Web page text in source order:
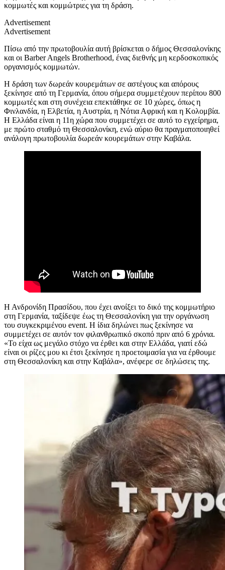
κομμωτές και κομμώτριες για τη δράση.
Advertisement
Advertisement
Πίσω από την πρωτοβουλία αυτή βρίσκεται ο δήμος Θεσσαλονίκης
και οι Barber Angels Brotherhood, ένας διεθνής μη κερδοσκοπικός
οργανισμός κομμωτών.
Η δράση των δωρεάν κουρεμάτων σε αστέγους και απόρους
ξεκίνησε από τη Γερμανία, όπου σήμερα συμμετέχουν περίπου 800
κομμωτές και στη συνέχεια επεκτάθηκε σε 10 χώρες, όπως η
Φινλανδία, η Ελβετία, η Αυστρία, η Νότια Αφρική και η Κολομβία.
Η Ελλάδα είναι η 11η χώρα που συμμετέχει σε αυτό το εγχείρημα,
με πρώτο σταθμό τη Θεσσαλονίκη, ενώ αύριο θα πραγματοποιηθεί
ανάλογη πρωτοβουλία δωρεάν κουρεμάτων στην Καβάλα.
Η Ανδρονίδη Πρασίδου, που έχει ανοίξει το δικό της κομμωτήριο
στη Γερμανία, ταξίδεψε έως τη Θεσσαλονίκη για την οργάνωση
του συγκεκριμένου event. Η ίδια δηλώνει πως ξεκίνησε να
συμμετέχει σε αυτόν τον φιλανθρωπικό σκοπό πριν από 6 χρόνια.
«Το είχα ως μεγάλο στόχο να έρθει και στην Ελλάδα, γιατί εδώ
είναι οι ρίζες μου κι έτσι ξεκίνησε η προετοιμασία για να έρθουμε
στη Θεσσαλονίκη και στην Καβάλα», ανέφερε σε δηλώσεις της.